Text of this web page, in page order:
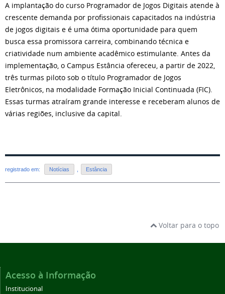
A implantação do curso Programador de Jogos Digitais atende à
crescente demanda por profissionais capacitados na indústria
de jogos digitais e é uma ótima oportunidade para quem
busca essa promissora carreira, combinando técnica e
criatividade num ambiente acadêmico estimulante. Antes da
implementação, o Campus Estância ofereceu, a partir de 2022,
três turmas piloto sob o título Programador de Jogos
Eletrônicos, na modalidade Formação Inicial Continuada (FIC).
Essas turmas atraíram grande interesse e receberam alunos de
várias regiões, inclusive da capital.
registrado em: Notícias Estância
Voltar para o topo
Acesso à Informação
Institucional